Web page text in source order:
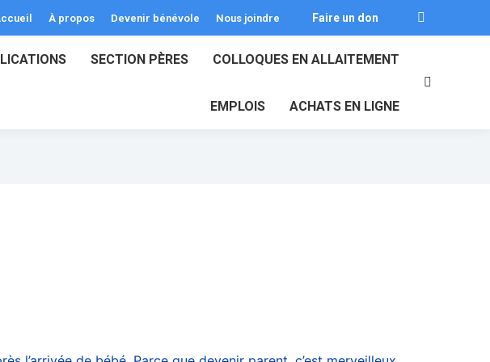
À propos Devenir bénévole Nous joindre Faire un don
SECTION PÈRES COLLOQUES EN ALLAITEMENT
EMPLOIS ACHATS EN LIGNE